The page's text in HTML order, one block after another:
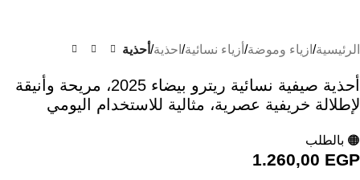
الرئيسية ازياء وموضة أزياء نسائية احذية أحذية
أحذية صيفية نسائية ريترو بيضاء 2025، مريحة وأنيقة
لإطلالة خريفية عصرية، مثالية للاستخدام اليومي
🟠 بالطلب
1.260,00 EGP